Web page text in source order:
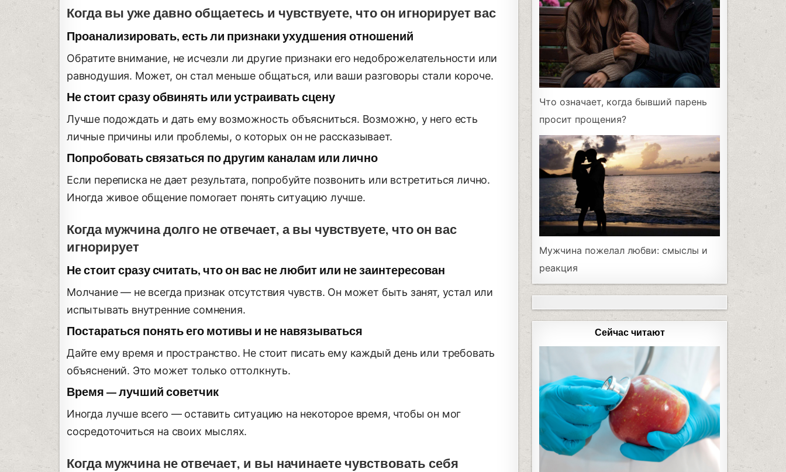
Когда вы уже давно общаетесь и чувствуете, что он игнорирует вас
Проанализировать, есть ли признаки ухудшения отношений
Обратите внимание, не исчезли ли другие признаки его недоброжелательности или
равнодушия. Может, он стал меньше общаться, или ваши разговоры стали короче.
Не стоит сразу обвинять или устраивать сцену
Лучше подождать и дать ему возможность объясниться. Возможно, у него есть
личные причины или проблемы, о которых он не рассказывает.
Попробовать связаться по другим каналам или лично
Если переписка не дает результата, попробуйте позвонить или встретиться лично.
Иногда живое общение помогает понять ситуацию лучше.
Когда мужчина долго не отвечает, а вы чувствуете, что он вас
игнорирует
Не стоит сразу считать, что он вас не любит или не заинтересован
Молчание — не всегда признак отсутствия чувств. Он может быть занят, устал или
испытывать внутренние сомнения.
Постараться понять его мотивы и не навязываться
Дайте ему время и пространство. Не стоит писать ему каждый день или требовать
объяснений. Это может только оттолкнуть.
Время — лучший советчик
Иногда лучше всего — оставить ситуацию на некоторое время, чтобы он мог
сосредоточиться на своих мыслях.
Когда мужчина не отвечает, и вы начинаете чувствовать себя
Что означает, когда бывший парень
просит прощения?
Мужчина пожелал любви: смыслы и
реакция
Сейчас читают